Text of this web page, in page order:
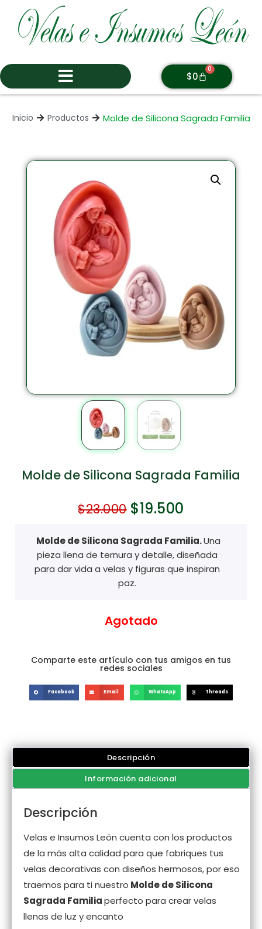
$0
0
Inicio Productos Molde de Silicona Sagrada Familia
Molde de Silicona Sagrada Familia
$23.000 $19.500
Molde de Silicona Sagrada Familia.Una
pieza llena de ternura y detalle, diseñada
para dar vida a velas y figuras que inspiran
paz.
Agotado
Comparte este artículo con tus amigos en tus
redes sociales
Facebook Email WhatsApp Threads
Descripción
Información adicional
Descripción
Velas e Insumos León cuenta con los productos
de la más alta calidad para que fabriques tus
velas decorativas con diseños hermosos, por eso
traemos para ti nuestro Molde de Silicona
Sagrada Familiaperfecto para crear velas
llenas de luz y encanto